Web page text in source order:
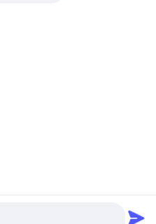
Co., Ltd.. . Alle Rechte vorbehalten.